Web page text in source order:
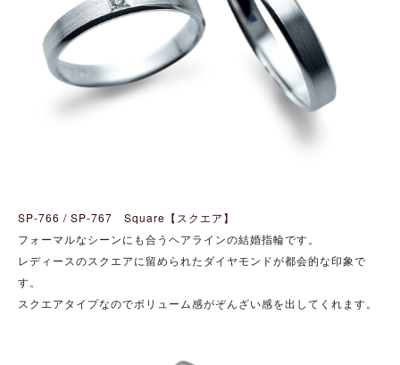
SP-766 / SP-767 Square【スクエア】
フォーマルなシーンにも合うヘアラインの結婚指輪です。
レディースのスクエアに留められたダイヤモンドが都会的な印象で
す。
スクエアタイプなのでボリューム感がぞんざい感を出してくれます。